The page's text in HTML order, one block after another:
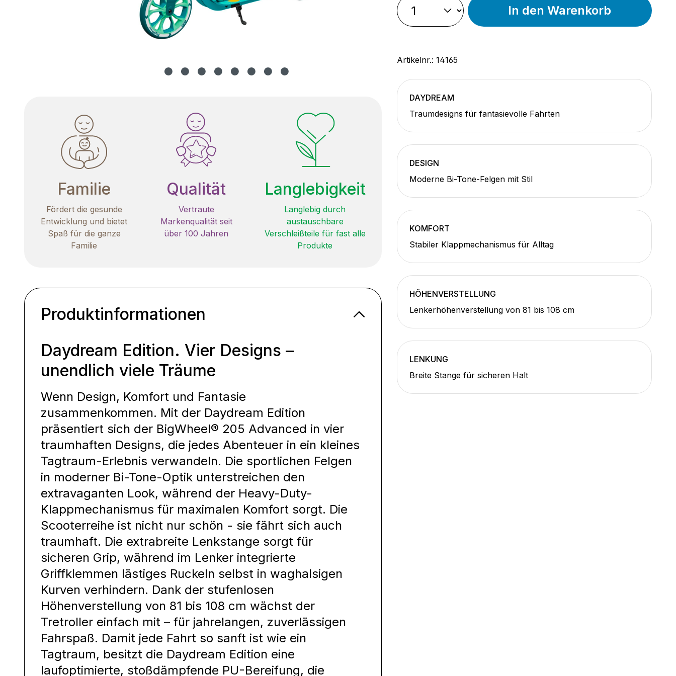
Familie
Fördert die gesunde
Entwicklung und bietet
Spaß für die ganze
Familie
Qualität
Vertraute
Markenqualität seit
über 100 Jahren
Langlebigkeit
Langlebig durch
austauschbare
Verschleißteile für fast alle
Produkte
In den Warenkorb
Artikelnr.: 14165
DAYDREAM
Traumdesigns für fantasievolle Fahrten
DESIGN
Moderne Bi-Tone-Felgen mit Stil
KOMFORT
Stabiler Klappmechanismus für Alltag
HÖHENVERSTELLUNG
Lenkerhöhenverstellung von 81 bis 108 cm
LENKUNG
Breite Stange für sicheren Halt
Produktinformationen
Daydream Edition. Vier Designs –
unendlich viele Träume
Wenn Design, Komfort und Fantasie
zusammenkommen. Mit der Daydream Edition
präsentiert sich der BigWheel® 205 Advanced in vier
traumhaften Designs, die jedes Abenteuer in ein kleines
Tagtraum-Erlebnis verwandeln. Die sportlichen Felgen
in moderner Bi-Tone-Optik unterstreichen den
extravaganten Look, während der Heavy-Duty-
Klappmechanismus für maximalen Komfort sorgt. Die
Scooterreihe ist nicht nur schön - sie fährt sich auch
traumhaft. Die extrabreite Lenkstange sorgt für
sicheren Grip, während im Lenker integrierte
Griffklemmen lästiges Ruckeln selbst in waghalsigen
Kurven verhindern. Dank der stufenlosen
Höhenverstellung von 81 bis 108 cm wächst der
Tretroller einfach mit – für jahrelangen, zuverlässigen
Fahrspaß. Damit jede Fahrt so sanft ist wie ein
Tagtraum, besitzt die Daydream Edition eine
laufoptimierte, stoßdämpfende PU-Bereifung, die